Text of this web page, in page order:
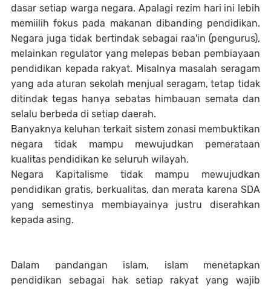
dasar setiap warga negara. Apalagi rezim hari ini lebih
memiilih fokus pada makanan dibanding pendidikan.
Negara juga tidak bertindak sebagai raa'in (pengurus),
melainkan regulator yang melepas beban pembiayaan
pendidikan kepada rakyat. Misalnya masalah seragam
yang ada aturan sekolah menjual seragam, tetap tidak
ditindak tegas hanya sebatas himbauan semata dan
selalu berbeda di setiap daerah.
Banyaknya keluhan terkait sistem zonasi membuktikan
negara tidak mampu mewujudkan pemerataan
kualitas pendidikan ke seluruh wilayah.
Negara Kapitalisme tidak mampu mewujudkan
pendidikan gratis, berkualitas, dan merata karena SDA
yang semestinya membiayainya justru diserahkan
kepada asing.
Dalam pandangan islam, islam menetapkan
pendidikan sebagai hak setiap rakyat yang wajib